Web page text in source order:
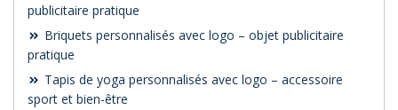
publicitaire pratique
Briquets personnalisés avec logo – objet publicitaire
pratique
Tapis de yoga personnalisés avec logo – accessoire
sport et bien-être